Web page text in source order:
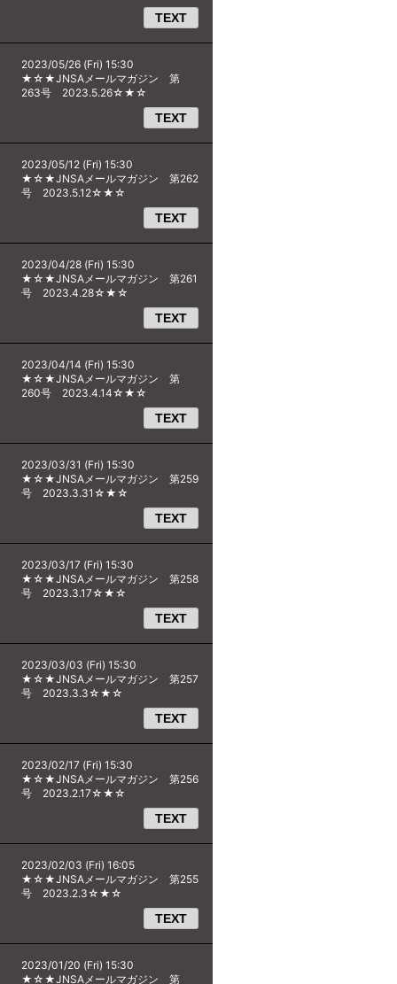
TEXT
2023/05/26 (Fri) 15:30
★☆★JNSAメールマガジン 第
263号 2023.5.26☆★☆
TEXT
2023/05/12 (Fri) 15:30
★☆★JNSAメールマガジン 第262
号 2023.5.12☆★☆
TEXT
2023/04/28 (Fri) 15:30
★☆★JNSAメールマガジン 第261
号 2023.4.28☆★☆
TEXT
2023/04/14 (Fri) 15:30
★☆★JNSAメールマガジン 第
260号 2023.4.14☆★☆
TEXT
2023/03/31 (Fri) 15:30
★☆★JNSAメールマガジン 第259
号 2023.3.31☆★☆
TEXT
2023/03/17 (Fri) 15:30
★☆★JNSAメールマガジン 第258
号 2023.3.17☆★☆
TEXT
2023/03/03 (Fri) 15:30
★☆★JNSAメールマガジン 第257
号 2023.3.3☆★☆
TEXT
2023/02/17 (Fri) 15:30
★☆★JNSAメールマガジン 第256
号 2023.2.17☆★☆
TEXT
2023/02/03 (Fri) 16:05
★☆★JNSAメールマガジン 第255
号 2023.2.3☆★☆
TEXT
2023/01/20 (Fri) 15:30
★☆★JNSAメールマガジン 第